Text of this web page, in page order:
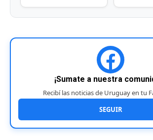
¡Sumate a nuestra
Recibí las noticias de Uruguay en tu
SEGUIR